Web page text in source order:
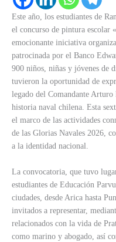
Este año, los estudiantes de
el concurso de pintura escolar
emocionante iniciativa
patrocinada por el Banco
900 niños, niñas y jóvenes de
tuvieron la oportunidad de
legado del Comandante
historia naval chilena. Esta
el marco de las actividades
de las Glorias Navales 2026,
a la identidad nacional.
La convocatoria, que tuvo
estudiantes de Educación
ciudades, desde Arica hasta
invitados a representar,
relacionados con la vida de
como marino y abogado, así